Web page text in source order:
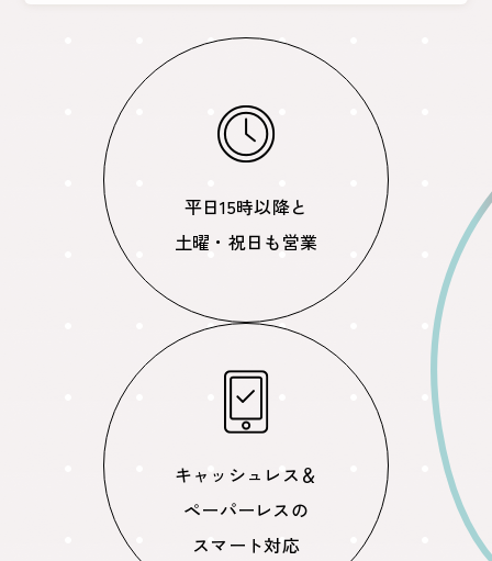
平日15時以降と
土曜・祝日も営業
キャッシュレス＆
ペーパーレスの
スマート対応